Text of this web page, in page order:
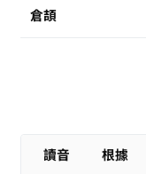
倉頡
讀音 根據